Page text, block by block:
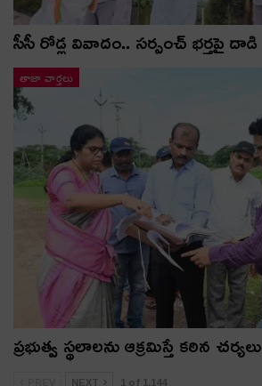
సీసీ రోడ్ల వివాదం.. స‌ర్పంచ్ భ‌ర్త‌పై దాడి
తాజా వార్తలు
ప్రభుత్వ స్థలాలను ఆక్రమిస్తే కఠిన చర్యలు
NEXT 1 of 1,144